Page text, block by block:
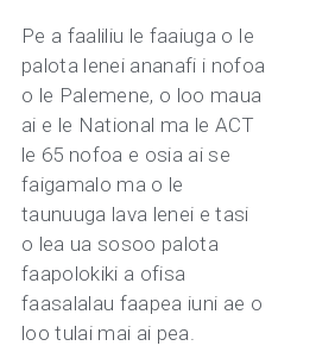
Pe a faaliliu le faaiuga o le
palota lenei ananafi i nofoa
o le Palemene, o loo maua
ai e le National ma le ACT
le 65 nofoa e osia ai se
faigamalo ma o le
taunuuga lava lenei e tasi
o lea ua sosoo palota
faapolokiki a ofisa
faasalalau faapea iuni ae o
loo tulai mai ai pea.